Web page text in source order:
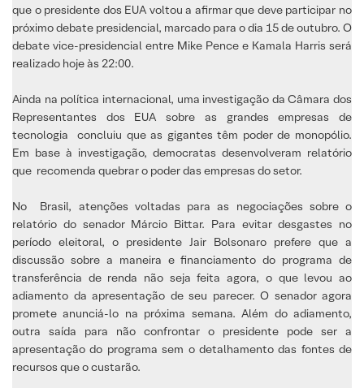
que o presidente dos EUA voltou a afirmar que deve participar no
próximo debate presidencial, marcado para o dia 15 de outubro. O
debate vice-presidencial entre Mike Pence e Kamala Harris será
realizado hoje às 22:00.
Ainda na política internacional, uma investigação da Câmara dos
Representantes dos EUA sobre as grandes empresas de
tecnologia concluiu que as gigantes têm poder de monopólio.
Em base à investigação, democratas desenvolveram relatório
que recomenda quebrar o poder das empresas do setor.
No Brasil, atenções voltadas para as negociações sobre o
relatório do senador Márcio Bittar. Para evitar desgastes no
período eleitoral, o presidente Jair Bolsonaro prefere que a
discussão sobre a maneira e financiamento do programa de
transferência de renda não seja feita agora, o que levou ao
adiamento da apresentação de seu parecer. O senador agora
promete anunciá-lo na próxima semana. Além do adiamento,
outra saída para não confrontar o presidente pode ser a
apresentação do programa sem o detalhamento das fontes de
recursos que o custarão.